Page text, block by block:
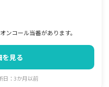
コール当番があります。
を見る
日：3か月以前